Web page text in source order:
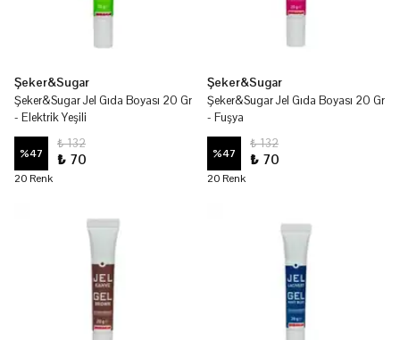
Şeker&Sugar
Şeker&Sugar Jel Gıda Boyası 20 Gr
- Elektrik Yeşili
%47
₺ 132
₺ 70
20 Renk
Şeker&Sugar
Şeker&Sugar Jel Gıda Boyası 20 Gr
- Fuşya
%47
₺ 132
₺ 70
20 Renk